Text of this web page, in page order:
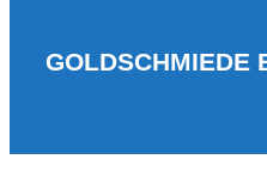
GOLDSCHMIEDE